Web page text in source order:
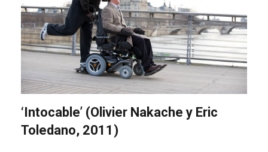
‘Intocable’ (Olivier Nakache y Eric
Toledano, 2011)